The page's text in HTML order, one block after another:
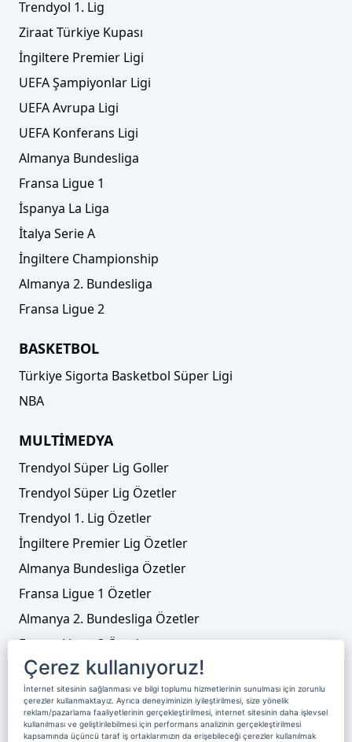
Trendyol 1. Lig
Ziraat Türkiye Kupası
İngiltere Premier Ligi
UEFA Şampiyonlar Ligi
UEFA Avrupa Ligi
UEFA Konferans Ligi
Almanya Bundesliga
Fransa Ligue 1
İspanya La Liga
İtalya Serie A
İngiltere Championship
Almanya 2. Bundesliga
Fransa Ligue 2
BASKETBOL
Türkiye Sigorta Basketbol Süper Ligi
NBA
MULTİMEDYA
Trendyol Süper Lig Goller
Trendyol Süper Lig Özetler
Trendyol 1. Lig Özetler
İngiltere Premier Lig Özetler
Almanya Bundesliga Özetler
Fransa Ligue 1 Özetler
Almanya 2. Bundesliga Özetler
Fransa Ligue 2 Özetler
Tenis
Video Liste
Foto Galeriler
Çerez kullanıyoruz!
İnternet sitesinin sağlanması ve bilgi toplumu hizmetlerinin sunulması için zorunlu
çerezler kullanmaktayız. Ayrıca deneyiminizin iyileştirilmesi, size yönelik
reklam/pazarlama faaliyetlerinin gerçekleştirilmesi, internet sitesinin daha işlevsel
kullanılması ve geliştirilebilmesi için performans analizinin gerçekleştirilmesi
kapsamında üçüncü taraf iş ortaklarımızın da erişebileceği çerezler kullanılmak